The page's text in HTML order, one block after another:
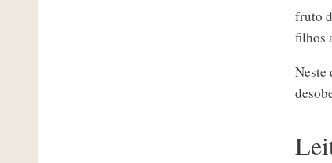
fruto
filhos
Neste